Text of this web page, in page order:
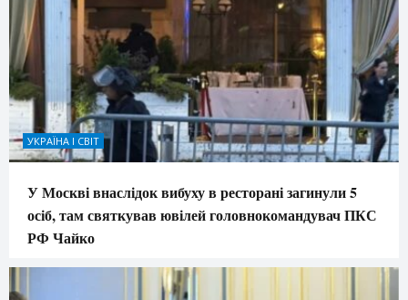
УКРАЇНА І СВІТ
У Москві внаслідок вибуху в ресторані загинули 5
осіб, там святкував ювілей головнокомандувач ПКС
РФ Чайко